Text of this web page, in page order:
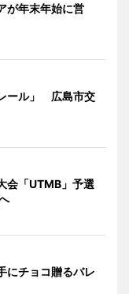
が年末年始に営
ール」 広島市交
会「UTMB」予選
にチョコ贈るバレ